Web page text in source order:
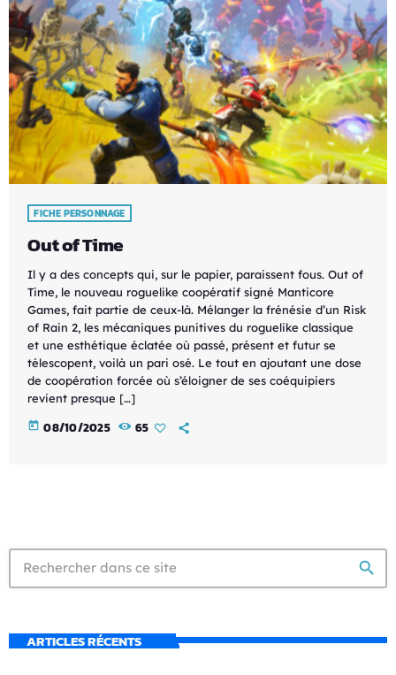
FICHE PERSONNAGE
Out of Time
Il y a des concepts qui, sur le papier, paraissent fous. Out of
Time, le nouveau roguelike coopératif signé Manticore
Games, fait partie de ceux-là. Mélanger la frénésie d’un Risk
of Rain 2, les mécaniques punitives du roguelike classique
et une esthétique éclatée où passé, présent et futur se
télescopent, voilà un pari osé. Le tout en ajoutant une dose
de coopération forcée où s’éloigner de ses coéquipiers
revient presque […]
today 08/10/2025 65
search
ARTICLES RÉCENTS